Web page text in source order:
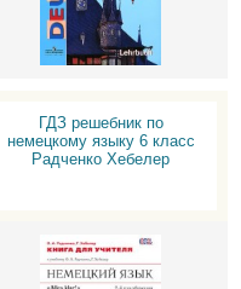
ГДЗ решебник по
немецкому языку 6 класс
Радченко Хебелер